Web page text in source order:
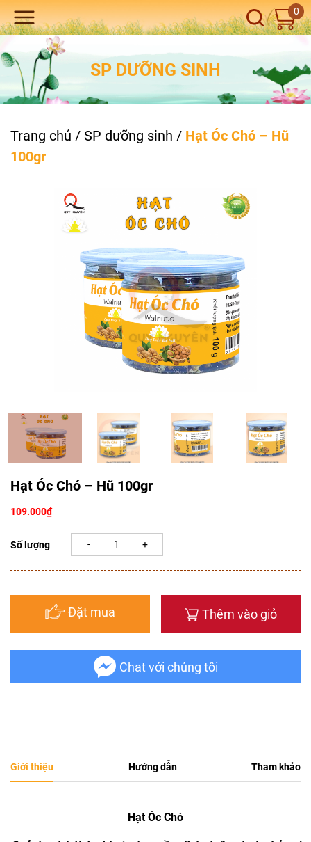
0
SP DƯỠNG SINH
Trang chủ / SP dưỡng sinh / Hạt Óc Chó – Hũ
100gr
Hạt Óc Chó – Hũ 100gr
109.000₫
Số lượng
Đặt mua Thêm vào giỏ
Chat với chúng tôi
Giới thiệu Hướng dẫn Tham khảo
Hạt Óc Chó